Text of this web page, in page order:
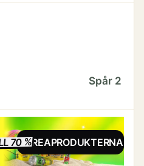
Spår 2
70 %REA
SE REAPRODUKTERNA